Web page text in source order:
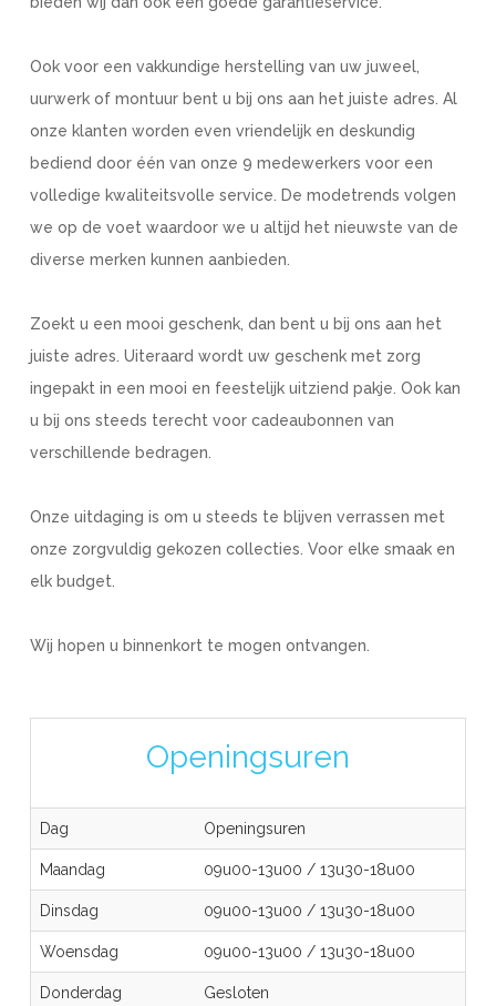
Ook voor een vakkundige herstelling van uw juweel,
uurwerk of montuur bent u bij ons aan het juiste adres. Al
onze klanten worden even vriendelijk en deskundig
bediend door één van onze 9 medewerkers voor een
volledige kwaliteitsvolle service. De modetrends volgen
we op de voet waardoor we u altijd het nieuwste van de
diverse merken kunnen aanbieden.
Zoekt u een mooi geschenk, dan bent u bij ons aan het
juiste adres. Uiteraard wordt uw geschenk met zorg
ingepakt in een mooi en feestelijk uitziend pakje. Ook kan
u bij ons steeds terecht voor cadeaubonnen van
verschillende bedragen.
Onze uitdaging is om u steeds te blijven verrassen met
onze zorgvuldig gekozen collecties. Voor elke smaak en
elk budget.
Wij hopen u binnenkort te mogen ontvangen.
Openingsuren
Dag Openingsuren
Maandag 09u00-13u00 /13u30-18u00
Dinsdag 09u00-13u00 /13u30-18u00
Woensdag 09u00-13u00 /13u30-18u00
Donderdag Gesloten